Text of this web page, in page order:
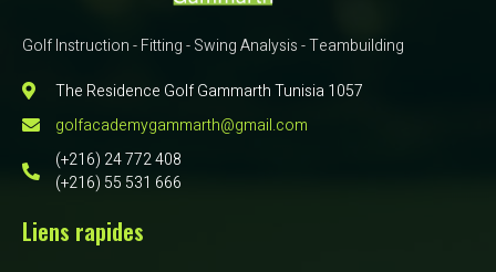
Golf Instruction - Fitting - Swing Analysis - Teambuilding
The Residence Golf Gammarth Tunisia 1057
golfacademygammarth@gmail.com
(+216) 24 772 408
(+216) 55 531 666
Liens rapides